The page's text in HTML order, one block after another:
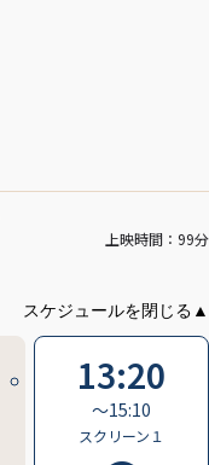
上映時間：99分
13:20
〜15:10
スクリーン１